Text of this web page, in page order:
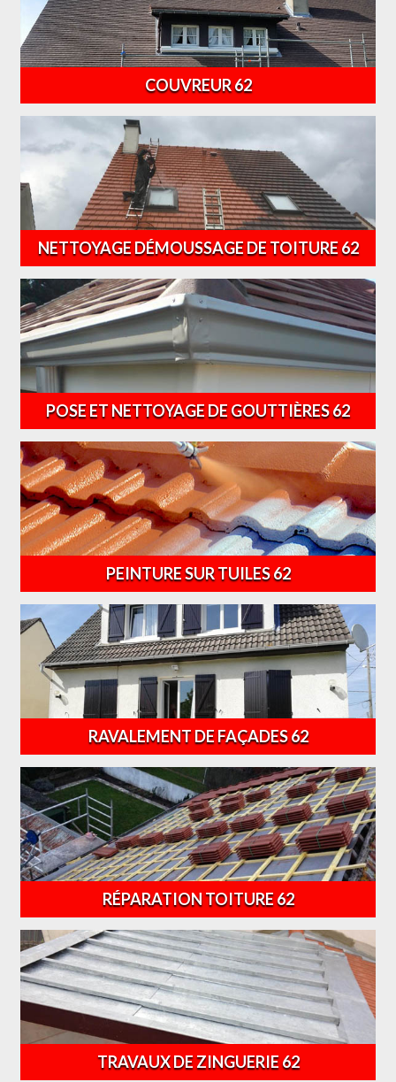
COUVREUR 62
NETTOYAGE DÉMOUSSAGE DE TOITURE 62
POSE ET NETTOYAGE DE GOUTTIÈRES 62
PEINTURE SUR TUILES 62
RAVALEMENT DE FAÇADES 62
RÉPARATION TOITURE 62
TRAVAUX DE ZINGUERIE 62